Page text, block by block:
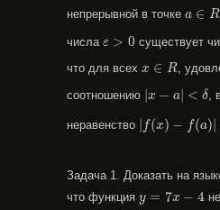
непрерывной в точке a ∈ R
a ∈ R
числа ε > 0
ε >0 существует
что для всех x ∈ R
x ∈R ,
соотношению |x − a| < δ
| <δ
неравенство | f(x) − f(a)|
| (x − |< .
Задача 1. Доказать на
что функция y = 7x − 4
y x−4